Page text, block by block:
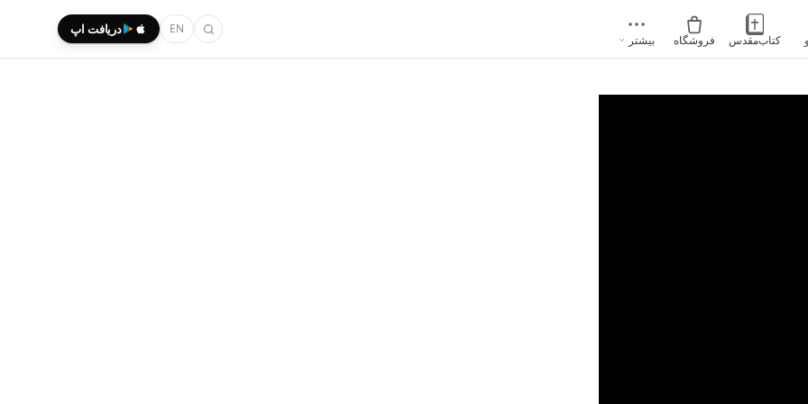
کتاب‌مقدس فروشگاه بیشتر
EN دریافت اپ